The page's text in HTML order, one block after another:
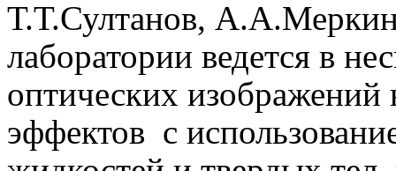
Т.Т.Султанов,
лаборатории ведется в
оптических изображений
эффектов с